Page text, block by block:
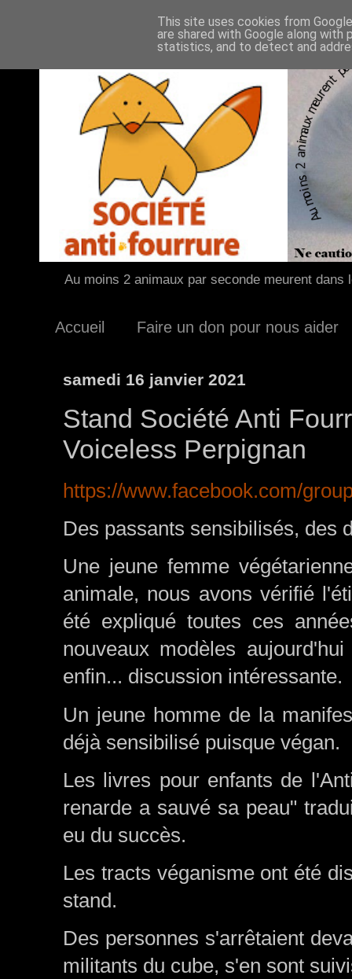
Au moins 2 animaux par seconde meurent
Accueil Faire un don pour nous aider
samedi 16 janvier 2021
Stand Société Anti
Voiceless Perpignan
https://www.facebook.com/
Des passants sensibilisés, des
Une jeune femme
animale, nous avons vérifié
été expliqué toutes ces
nouveaux modèles
enfin... discussion intéressante.
Un jeune homme de la
déjà sensibilisé puisque végan.
Les livres pour enfants de
renarde a sauvé sa peau"
eu du succès.
Les tracts véganisme ont été
stand.
Des personnes s'arrêtaient
militants du cube, s'en sont
This site uses cookies from
are shared with Google along
statistics, and to detect and